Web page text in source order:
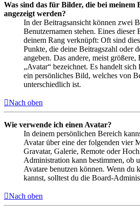
Was sind das für Bilder, die bei meinem
angezeigt werden?
In der Beitragsansicht können zwei
Benutzernamen stehen. Eines dieser
deinem Rang verknüpft: Oft sind
Punkte, die deine Beitragszahl oder
angeben. Das andere, meist
„Avatar“ bezeichnet. Es handelt
ein persönliches Bild, welches von
unterschiedlich ist.
Nach oben
Wie verwende ich einen Avatar?
In deinem persönlichen Bereich
Avatar über eine der folgenden vier
Gravatar, Galerie, Remote oder
Administration kann bestimmen, ob
Avatare benutzen können. Wenn du
kannst, solltest du die Board-
Nach oben